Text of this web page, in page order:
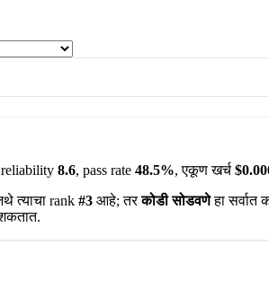
8.6, pass rate 48.5%, एकूण खर्च
त्याचा rank #3 आहे; तरकोडी सोडवणेहा